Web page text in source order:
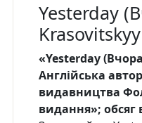
Yesterday
«Yesterday
Англiйська
видавництва
видання»; обсяг